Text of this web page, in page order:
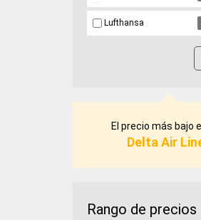
Lufthansa
El precio más bajo
Delta Air
Rango de precios